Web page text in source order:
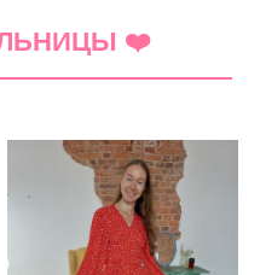
❤️